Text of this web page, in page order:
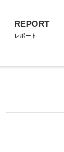
REPORT
レポート